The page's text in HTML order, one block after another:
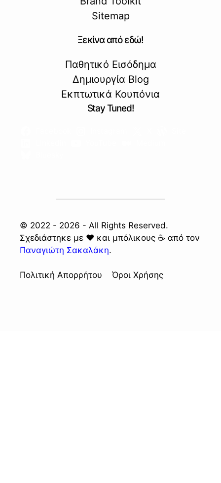
Sitemap
Ξεκίνα από εδώ!
Παθητικό Εισόδημα
Δημιουργία Blog
Εκπτωτικά Κουπόνια
Stay Tuned!
© 2022 - 2026 - All Rights Reserved.
Σχεδιάστηκε με ❤️ και μπόλικους ☕ από τον
Παναγιώτη Σακαλάκη.
Πολιτική Απορρήτου Όροι Χρήσης